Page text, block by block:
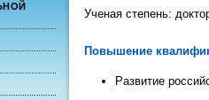
Ученая степень:
Повышение
Развитие